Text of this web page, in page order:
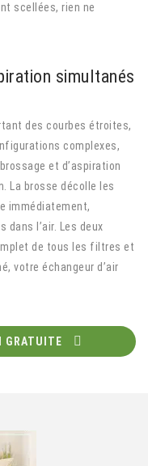
scellées, rien ne
simultanés
des courbes étroites,
complexes,
et d’aspiration
La brosse décolle les
immédiatement,
l’air. Les deux
de tous les filtres et
votre échangeur d’air
GRATUITE